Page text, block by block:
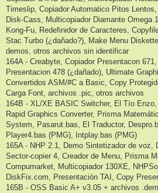
Timeslip, Copiador Automatico Pitos
Disk-Cass, Multicopiador Diamante Omega
Kong-Fu, Redefinidor de Caracteres,
Stac Turbo (¿dañado?), Make Menu
demos, otros archivos sin identificar
164A - Creabyte, Copiador Presentacon
Presentacion 478 (¿dañado), Ultimate
Convertidos ASM/#C a Basic, Copy
Carga Font, archivos .pic, otros archivos
164B - XL/XE BASIC Switcher, El Tío
Rapid Graphics Converter, Prisma
System, Pasarut.bas, El Traductor,
Player4.bas (PMG), Intplay.bas (PMG)
165A - NHP 2.1, Demo Sintetizador de voz,
Sector-copier 4, Creador de Menu, Prisma
Compumarket, Multicopiador 130XE,
DiskFix.com, Presentación TAI, Copy
165B - OSS Basic A+ v3.05 + archivos